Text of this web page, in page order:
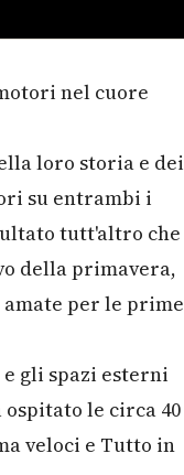
nel cuore
loro storia e dei
su entrambi i
tutt'altro che
della primavera,
per le prime
gli spazi esterni
le circa 40
veloci e Tutto in